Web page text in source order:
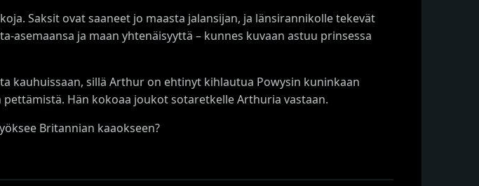
Saksit ovat saaneet jo maasta jalansijan, ja länsirannikolle tekevät
ja maan yhtenäisyyttä – kunnes kuvaan astuu prinsessa
kauhuissaan, sillä Arthur on ehtinyt kihlautua Powysin kuninkaan
Hän kokoaa joukot sotaretkelle Arthuria vastaan.
Britannian kaaokseen?